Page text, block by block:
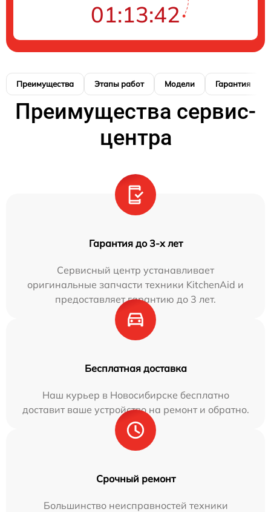
01:13:41
Преимущества Этапы работ Модели Гарантия
Преимущества сервис-
центра
Гарантия до 3-х лет
Сервисный центр устанавливает
оригинальные запчасти техники KitchenAid и
предоставляет гарантию до 3 лет.
Бесплатная доставка
Наш курьер в Новосибирске бесплатно
доставит ваше устройство на ремонт и обратно.
Срочный ремонт
Большинство неисправностей техники